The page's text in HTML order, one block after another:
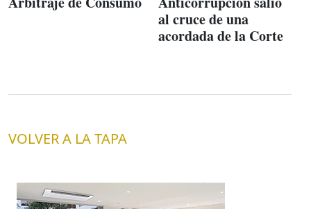
al cruce de una
acordada de la Corte
VOLVER A LA TAPA